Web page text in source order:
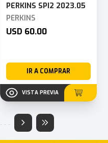
PERKINS SPI2 2023.05
PERKINS
USD 60.00
IR A COMPRAR
VISTA PREVIA
. . .